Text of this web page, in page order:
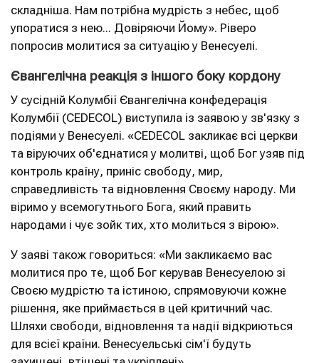
складніша. Нам потрібна мудрість з небес, щоб
упоратися з нею... Довіряючи Йому». Ріверо
попросив молитися за ситуацію у Венесуелі.
Євангелічна реакція з іншого боку кордону
У сусідній Колумбії Євангелічна конфедерація
Колумбії (CEDECOL) виступила із заявою у зв'язку з
подіями у Венесуелі. «CEDECOL закликає всі церкви
та віруючих об'єднатися у молитві, щоб Бог узяв під
контроль країну, приніс свободу, мир,
справедливість та відновлення Своєму народу. Ми
віримо у всемогутнього Бога, який править
народами і чує зойк тих, хто молиться з вірою».
У заяві також говориться: «Ми закликаємо вас
молитися про те, щоб Бог керував Венесуелою зі
Своєю мудрістю та істиною, спрямовуючи кожне
рішення, яке приймається в цей критичний час.
Шляхи свободи, відновлення та надії відкриються
для всієї країни. Венесуельські сім'ї будуть